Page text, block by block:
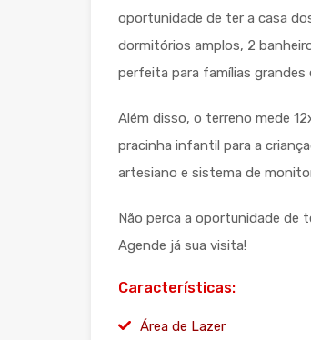
oportunidade de ter a casa
dormitórios amplos, 2
perfeita para famílias grandes
Além disso, o terreno mede
pracinha infantil para a
artesiano e sistema de
Não perca a oportunidade de
Agende já sua visita!
Características:
Área de Lazer